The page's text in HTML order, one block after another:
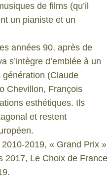
de films (qu’il
un pianiste et un
années 90, après de
s’intègre d’emblée à un
génération (Claude
Chevillon, François
esthétiques. Ils
et restent
2019, « Grand Prix »
2017, Le Choix de France